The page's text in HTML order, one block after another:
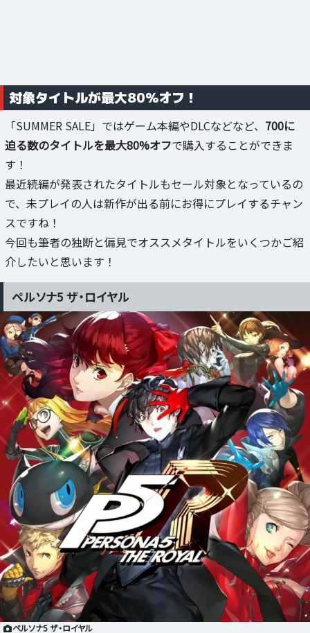
対象タイトルが最大80%オフ！
「SUMMER SALE」ではゲーム本編やDLCなどなど、 700に
迫る数のタイトルを最大80%オフで購入することができま
す！
最近続編が発表されたタイトルもセール対象となっているの
で、未プレイの人は新作が出る前にお得にプレイするチャン
スですね！
今回も筆者の独断と偏見でオススメタイトルをいくつかご紹
介したいと思います！
ペルソナ5 ザ・ロイヤル
ペルソナ5 ザ・ロイヤル